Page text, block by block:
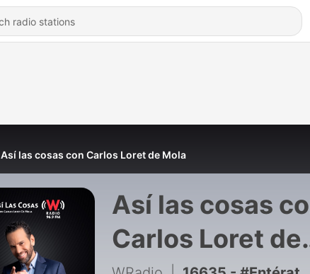
Así las cosas con Carlos Loret de Mola
Así las cosas
Carlos Loret de